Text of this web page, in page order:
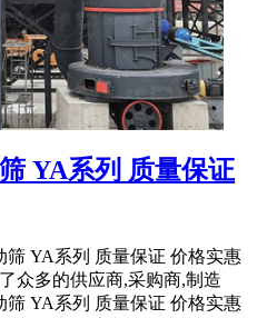
YA系列 质量保证
筛 YA系列 质量保证 价格实惠
众多的供应商,采购商,制造
YA系列 质量保证 价格实惠